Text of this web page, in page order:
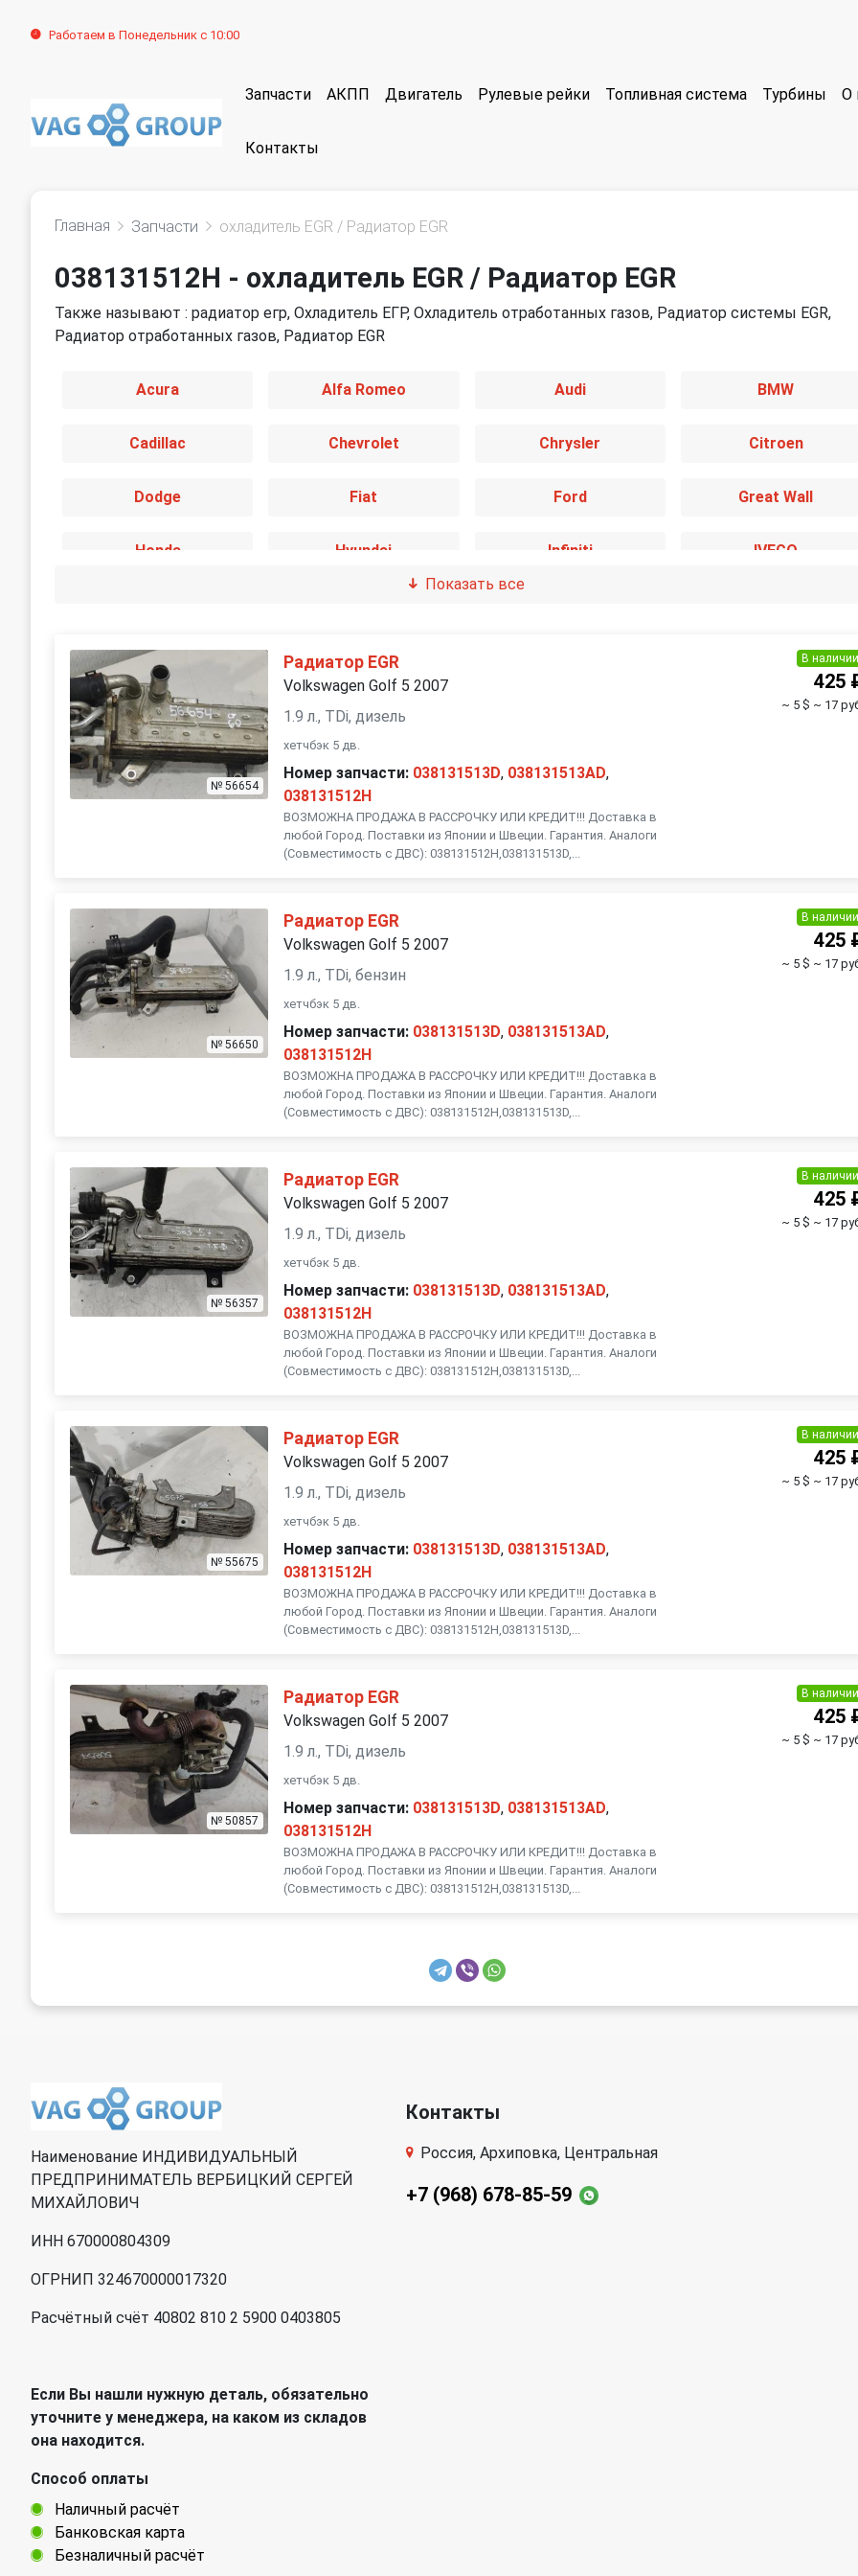
Работаем в Понедельник с 10:00
Запчасти АКПП Двигатель Рулевые рейки Топливная система Турбины О
Контакты
Главная Запчасти охладитель EGR / Радиатор EGR
038131512H - охладитель EGR / Радиатор EGR
Также называют : радиатор егр, Охладитель ЕГР, Охладитель отработанных газов, Радиатор системы EGR,
Радиатор отработанных газов, Радиатор EGR
Acura Alfa Romeo Audi BMW
Cadillac Chevrolet Chrysler Citroen
Dodge Fiat Ford Great Wall
Honda Hyundai Infiniti IVECO
Land Rover Lexus Mercedes-Benz
Mini Mitsubishi Opel
Peugeot Porsche Renault
Skoda Smart
Volvo
Показать все
№ 56654
Радиатор EGR
Volkswagen Golf 5 2007
1.9 л., TDi, дизель
хетчбэк 5 дв.
Номер запчасти: 038131513D, 038131513AD,
038131512H
ВОЗМОЖНА ПРОДАЖА В РАССРОЧКУ ИЛИ КРЕДИТ!!! Доставка в
любой Город. Поставки из Японии и Швеции. Гарантия. Аналоги
(Совместимость с ДВС): 038131512H,038131513D,...
В наличии
425
~ 5 $ ~ 17
№ 56650
Радиатор EGR
Volkswagen Golf 5 2007
1.9 л., TDi, бензин
хетчбэк 5 дв.
Номер запчасти: 038131513D, 038131513AD,
038131512H
ВОЗМОЖНА ПРОДАЖА В РАССРОЧКУ ИЛИ КРЕДИТ!!! Доставка в
любой Город. Поставки из Японии и Швеции. Гарантия. Аналоги
(Совместимость с ДВС): 038131512H,038131513D,...
В наличии
425
~ 5 $ ~ 17
№ 56357
Радиатор EGR
Volkswagen Golf 5 2007
1.9 л., TDi, дизель
хетчбэк 5 дв.
Номер запчасти: 038131513D, 038131513AD,
038131512H
ВОЗМОЖНА ПРОДАЖА В РАССРОЧКУ ИЛИ КРЕДИТ!!! Доставка в
любой Город. Поставки из Японии и Швеции. Гарантия. Аналоги
(Совместимость с ДВС): 038131512H,038131513D,...
В наличии
425
~ 5 $ ~ 17
№ 55675
Радиатор EGR
Volkswagen Golf 5 2007
1.9 л., TDi, дизель
хетчбэк 5 дв.
Номер запчасти: 038131513D, 038131513AD,
038131512H
ВОЗМОЖНА ПРОДАЖА В РАССРОЧКУ ИЛИ КРЕДИТ!!! Доставка в
любой Город. Поставки из Японии и Швеции. Гарантия. Аналоги
(Совместимость с ДВС): 038131512H,038131513D,...
В наличии
425
~ 5 $ ~ 17
№ 50857
Радиатор EGR
Volkswagen Golf 5 2007
1.9 л., TDi, дизель
хетчбэк 5 дв.
Номер запчасти: 038131513D, 038131513AD,
038131512H
ВОЗМОЖНА ПРОДАЖА В РАССРОЧКУ ИЛИ КРЕДИТ!!! Доставка в
любой Город. Поставки из Японии и Швеции. Гарантия. Аналоги
(Совместимость с ДВС): 038131512H,038131513D,...
В наличии
425
~ 5 $ ~ 17
Наименование ИНДИВИДУАЛЬНЫЙ
ПРЕДПРИНИМАТЕЛЬ ВЕРБИЦКИЙ СЕРГЕЙ
МИХАЙЛОВИЧ
ИНН 670000804309
ОГРНИП 324670000017320
Расчётный счёт 40802 810 2 5900 0403805
Если Вы нашли нужную деталь, обязательно
уточните у менеджера, на каком из складов
она находится.
Способ оплаты
Наличный расчёт
Банковская карта
Безналичный расчёт
Контакты
Россия, Архиповка, Центральная
+7 (968) 678-85-59